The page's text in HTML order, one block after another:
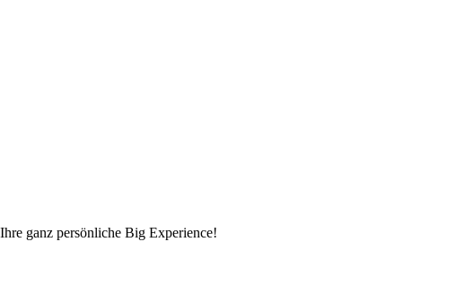
ganz persönliche Big Experience!